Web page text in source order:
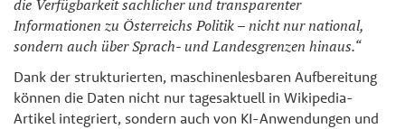
die Verfügbarkeit sachlicher und transparenter
Informationen zu Österreichs Politik – nicht nur national,
sondern auch über Sprach- und Landesgrenzen hinaus.“
Dank der strukturierten, maschinenlesbaren Aufbereitung
können die Daten nicht nur tagesaktuell in Wikipedia-
Artikel integriert, sondern auch von KI-Anwendungen und